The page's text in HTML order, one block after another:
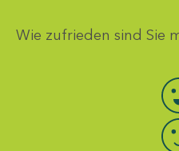
Wie zufrieden sind Sie